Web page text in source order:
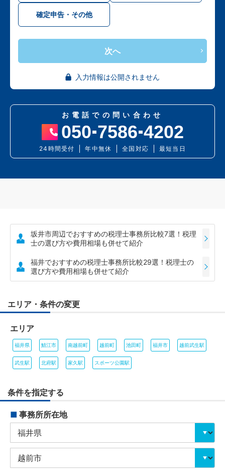
確定申告・その他
次へ
入力情報は公開されません
お電話での問い合わせ
050 7586 4202
24時間受付 年中無休 全国対応 最短当日
坂井市周辺でおすすめの税理士事務所比較7選！税理
士の選び方や費用相場も併せて紹介
福井でおすすめの税理士事務所比較29選！税理士の
選び方や費用相場も併せて紹介
エリア・条件の変更
エリア
福井県 鯖江市 南越前町 越前町 池田町 福井市 越前武生駅
武生駅 北府駅 家久駅 スポーツ公園駅
条件を指定する
■ 事務所所在地